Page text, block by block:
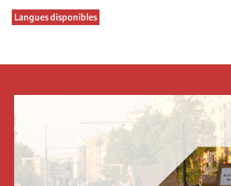
Langues disponibles